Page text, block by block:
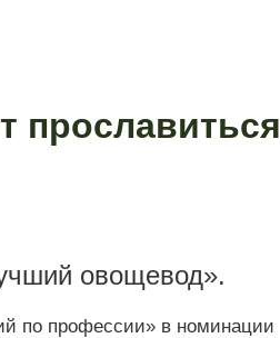
прославиться
овощевод».
по профессии» в номинации